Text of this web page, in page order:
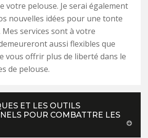
votre pelouse. Je serai également
nouvelles idées pour une tonte
services sont à votre
aussi flexibles que
vous offrir plus de liberté dans le
de pelouse.
ET LES OUTILS
POUR COMBATTRE LES